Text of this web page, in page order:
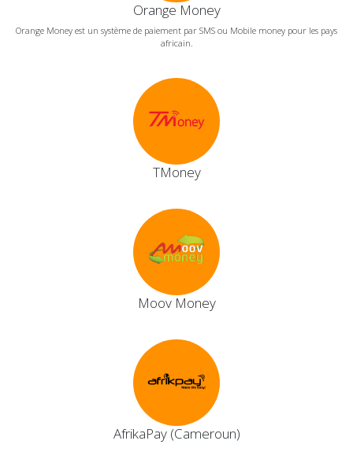
Orange Money
Orange Money est un système de paiement par SMS ou Mobile money pour les pays
africain.
TMoney
Moov Money
AfrikaPay (Cameroun)